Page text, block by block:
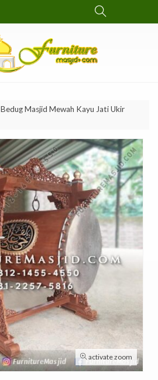
Bedug Masjid Mewah Kayu Jati Ukir
activate zoom